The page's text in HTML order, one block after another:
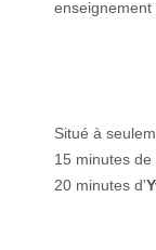
enseignement
Situé à
15 minutes de
20 minutes d'